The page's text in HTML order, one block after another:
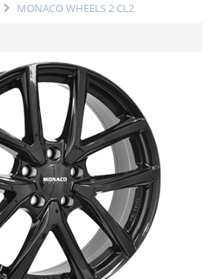
MONACO WHEELS 2 CL2